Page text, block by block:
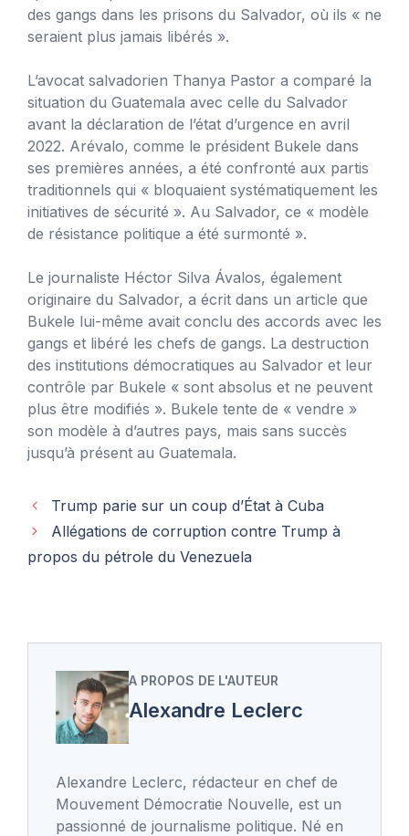
des gangs dans les prisons du Salvador, où ils « ne
seraient plus jamais libérés ».
L’avocat salvadorien Thanya Pastor a comparé la
situation du Guatemala avec celle du Salvador
avant la déclaration de l’état d’urgence en avril
2022. Arévalo, comme le président Bukele dans
ses premières années, a été confronté aux partis
traditionnels qui « bloquaient systématiquement les
initiatives de sécurité ». Au Salvador, ce « modèle
de résistance politique a été surmonté ».
Le journaliste Héctor Silva Ávalos, également
originaire du Salvador, a écrit dans un article que
Bukele lui-même avait conclu des accords avec les
gangs et libéré les chefs de gangs. La destruction
des institutions démocratiques au Salvador et leur
contrôle par Bukele « sont absolus et ne peuvent
plus être modifiés ». Bukele tente de « vendre »
son modèle à d’autres pays, mais sans succès
jusqu’à présent au Guatemala.
Trump parie sur un coup d’État à Cuba
Allégations de corruption contre Trump à
propos du pétrole du Venezuela
A PROPOS DE L'AUTEUR
Alexandre Leclerc
Alexandre Leclerc, rédacteur en chef de
Mouvement Démocratie Nouvelle, est un
passionné de journalisme politique. Né en